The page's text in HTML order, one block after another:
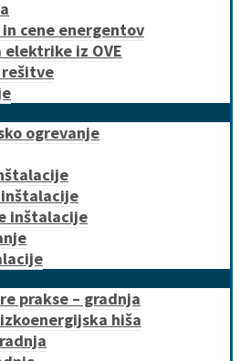
cene energentov
iz OVE
ogrevanje
inštalacije
prakse – gradnja
hiša